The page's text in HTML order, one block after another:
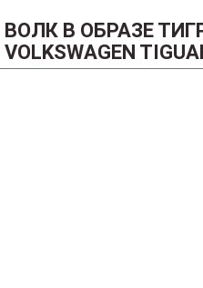
ВОЛК В ОБРАЗЕ
VOLKSWAGEN